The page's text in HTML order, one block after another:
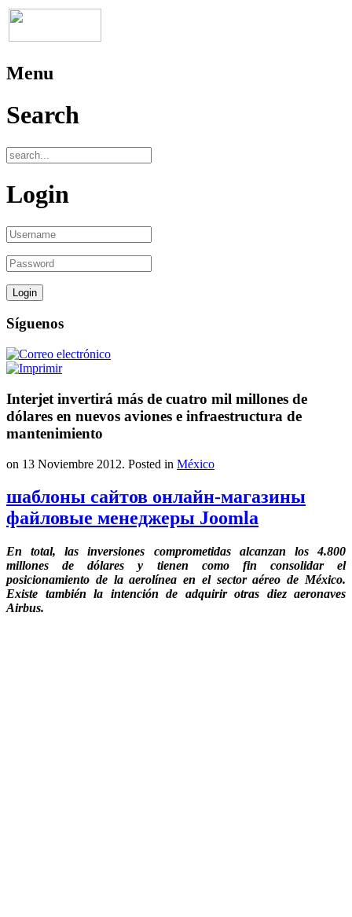
Menu
Search
Login
Síguenos
Interjet invertirá más de cuatro mil millones de
dólares en nuevos aviones e infraestructura de
mantenimiento
on 13 Noviembre 2012. Posted in México
шаблоны сайтов онлайн-магазины
файловые менеджеры Joomla
En total, las inversiones comprometidas alcanzan los 4.800
millones de dólares y tienen como fin consolidar el
posicionamiento de la aerolínea en el sector aéreo de México.
Existe también la intención de adquirir otras diez aeronaves
Airbus.